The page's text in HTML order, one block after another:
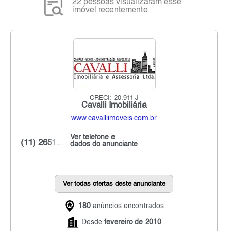
22 pessoas visualizaram esse
imóvel recentemente
CRECI: 20.911-J
Cavalli Imobiliária
www.cavalliimoveis.com.br
Ver telefone e
dados do anunciante
(11) 2651...
Ver todas ofertas deste anunciante
180 anúncios encontrados
Desde fevereiro de 2010